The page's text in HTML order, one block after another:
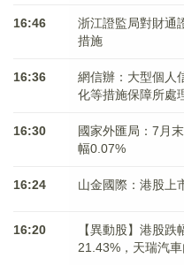
16:46
浙江證監局對財通
措施
16:36
網信辦：大型個人
化等措施保障所處
16:30
國家外匯局：7月
幅0.07%
16:24 山金國際：港股上
16:20
【異動股】港股
21.43%，天瑞汽